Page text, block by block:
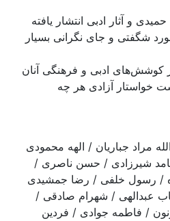
و آثار ادبی انتشار يافته
شگفتی و جای نگرانی بسيار
كوشش‌های ادبی و فرهنگی آنان
خواستار آزادی هر چه
مراد جباریان / الهه محمودی
حامد شيرزادی / حسن ناصری /
/ رسول خلفی / رضا جمشيدی
عبدالهی / شهرام صادقی /
/ فاطمه جوادی / فردين